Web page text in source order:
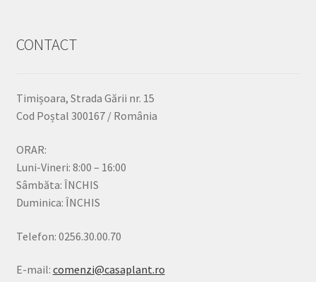
CONTACT
Timișoara, Strada Gării nr. 15
Cod Poștal 300167 / România
ORAR:
Luni-Vineri: 8:00 – 16:00
Sâmbăta: ÎNCHIS
Duminica: ÎNCHIS
Telefon: 0256.30.00.70
E-mail: comenzi@casaplant.ro